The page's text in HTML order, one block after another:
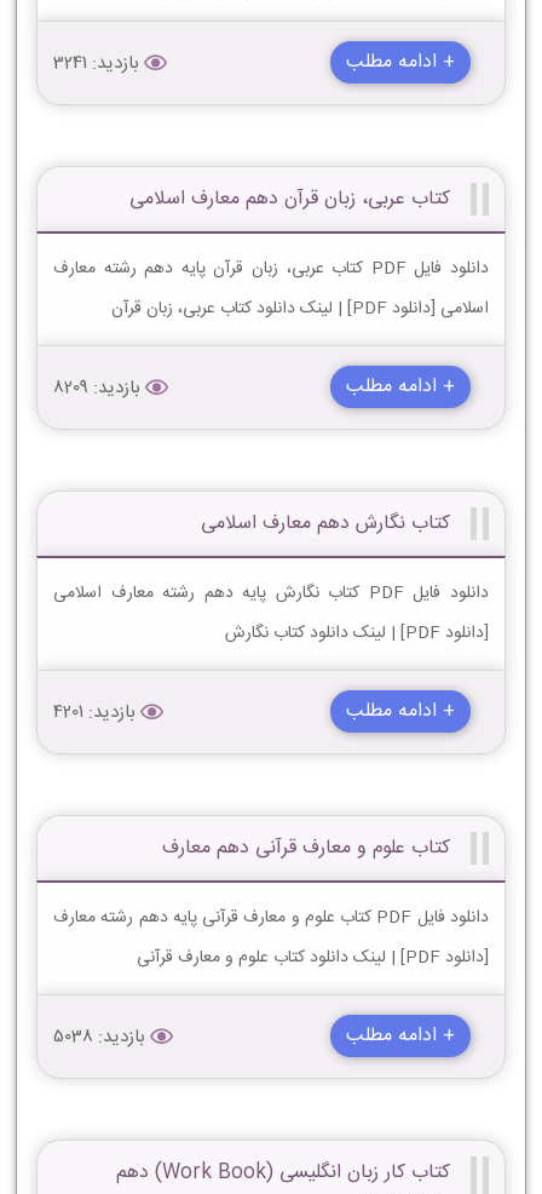
+ ادامه مطلب بازدید: 3241
کتاب عربی، زبان قرآن دهم معارف اسلامی
دانلود فایل PDF کتاب عربی، زبان قرآن پایه دهم رشته معارف
اسلامی [دانلود PDF] | لینک دانلود کتاب عربی، زبان قرآن
+ ادامه مطلب بازدید: 8209
کتاب نگارش دهم معارف اسلامی
دانلود فایل PDF کتاب نگارش پایه دهم رشته معارف اسلامی
[دانلود PDF] | لینک دانلود کتاب نگارش
+ ادامه مطلب بازدید: 4201
کتاب علوم و معارف قرآنی دهم معارف
دانلود فایل PDF کتاب علوم و معارف قرآنی پایه دهم رشته معارف
[دانلود PDF] | لینک دانلود کتاب علوم و معارف قرآنی
+ ادامه مطلب بازدید: 5038
کتاب کار زبان انگلیسی (Work Book) دهم